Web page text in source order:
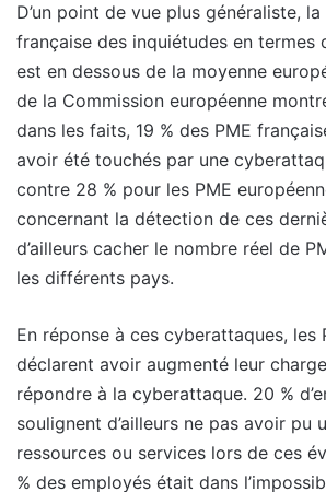
D’un point de vue plus généraliste,
française des inquiétudes en termes
est en dessous de la moyenne
de la Commission européenne
dans les faits, 19 % des PME
avoir été touchés par une
contre 28 % pour les PME
concernant la détection de ces
d’ailleurs cacher le nombre réel de
les différents pays.
En réponse à ces cyberattaques, les
déclarent avoir augmenté leur
répondre à la cyberattaque. 20 %
soulignent d’ailleurs ne pas avoir pu
ressources ou services lors de ces
% des employés était dans